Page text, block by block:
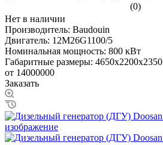
(0)
Нет в наличии
Производитель: Baudouin
Двигатель: 12M26G1100/5
Номинальная мощность: 800 кВт
Габаритные размеры: 4650x2200x2350
от 14000000
Заказать